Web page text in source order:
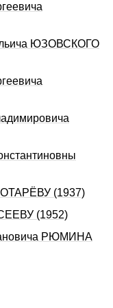
ЮЗОВСКОГО
(1937)
(1952)
РЮМИHА